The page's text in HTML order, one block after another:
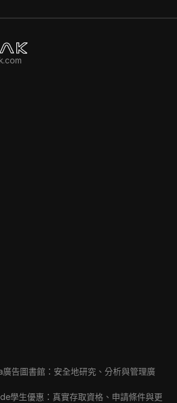
告圖書館：安全地研究、分析與管理廣
學生優惠：真實存取資格、申請條件與更